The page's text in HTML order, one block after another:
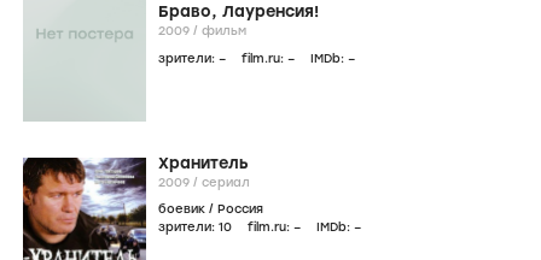
Браво, Лауренсия!
2009 / фильм
зрители: – film.ru: – IMDb: –
Хранитель
2009 / сериал
боевик / Россия
зрители: 10 film.ru: – IMDb: –